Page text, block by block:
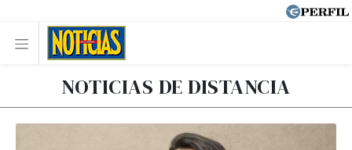
NOTICIAS DE DISTANCIA